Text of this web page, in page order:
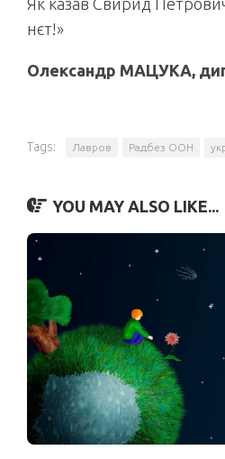
Як казав Свирид
нєт!»
Олександр МАЦУКА,
Tags: Лавров Радбез ООН
YOU MAY ALSO LIKE...